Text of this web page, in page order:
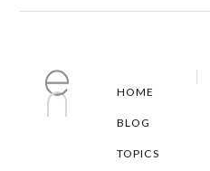
HOME
BLOG
TOPICS